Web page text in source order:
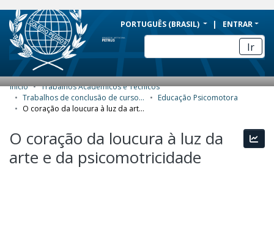
BRAZIL
Simplifique!
Comunica BR
Participe
Acesso à informação
Canais
PORTUGUÊS (BRASIL) ENTRAR
Ir
COMUNIDADES E COLEÇÕES
ESTATÍSTICAS
SOBRE
Início
Trabalhos Acadêmicos e Técnicos
Trabalhos de conclusão de curso de Especialização
Educação Psicomotora
O coração da loucura à luz da arte e da psicomotricidade
O coração da loucura à luz da
arte e da psicomotricidade